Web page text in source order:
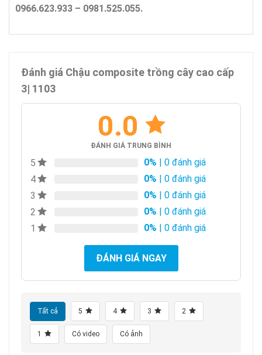
0966.623.933 – 0981.525.055.
Đánh giá Chậu composite trồng cây cao cấp
3| 1103
0.0
ĐÁNH GIÁ TRUNG BÌNH
5 0% | 0 đánh giá
4
0% | 0 đánh giá
3
0% | 0 đánh giá
2
0% | 0 đánh giá
1
0% | 0 đánh giá
ĐÁNH GIÁ NGAY
Tất cả 5 4 3 2
1 Có video Có ảnh